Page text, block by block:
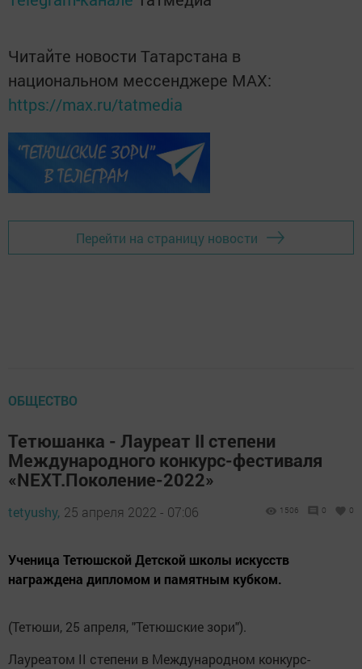
Читайте новости Татарстана в
национальном мессенджере MАХ:
https://max.ru/tatmedia
Перейти на страницу новости
ОБЩЕСТВО
Тетюшанка - Лауреат II степени
Международного конкурс-фестиваля
«NEXT.Поколение-2022»
tetyushy, 25 апреля 2022 - 07:06 1506 0 0
Ученица Тетюшской Детской школы искусств
награждена дипломом и памятным кубком.
(Тетюши, 25 апреля, "Тетюшские зори").
Лауреатом II степени в Международном конкурс-